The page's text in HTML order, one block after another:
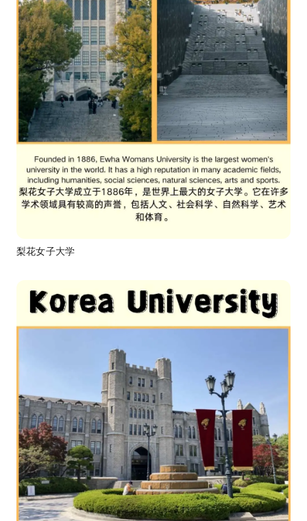
梨花女子大学